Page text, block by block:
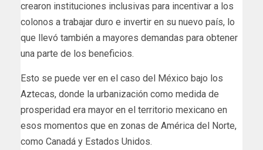
crearon instituciones inclusivas para incentivar a los
colonos a trabajar duro e invertir en su nuevo país, lo
que llevó también a mayores demandas para obtener
una parte de los beneficios.
Esto se puede ver en el caso del México bajo los
Aztecas, donde la urbanización como medida de
prosperidad era mayor en el territorio mexicano en
esos momentos que en zonas de América del Norte,
como Canadá y Estados Unidos.